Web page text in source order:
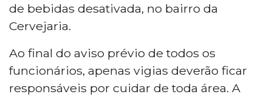
de bebidas desativada, no bairro da
Cervejaria.
Ao final do aviso prévio de todos os
funcionários, apenas vigias deverão ficar
responsáveis por cuidar de toda área. A